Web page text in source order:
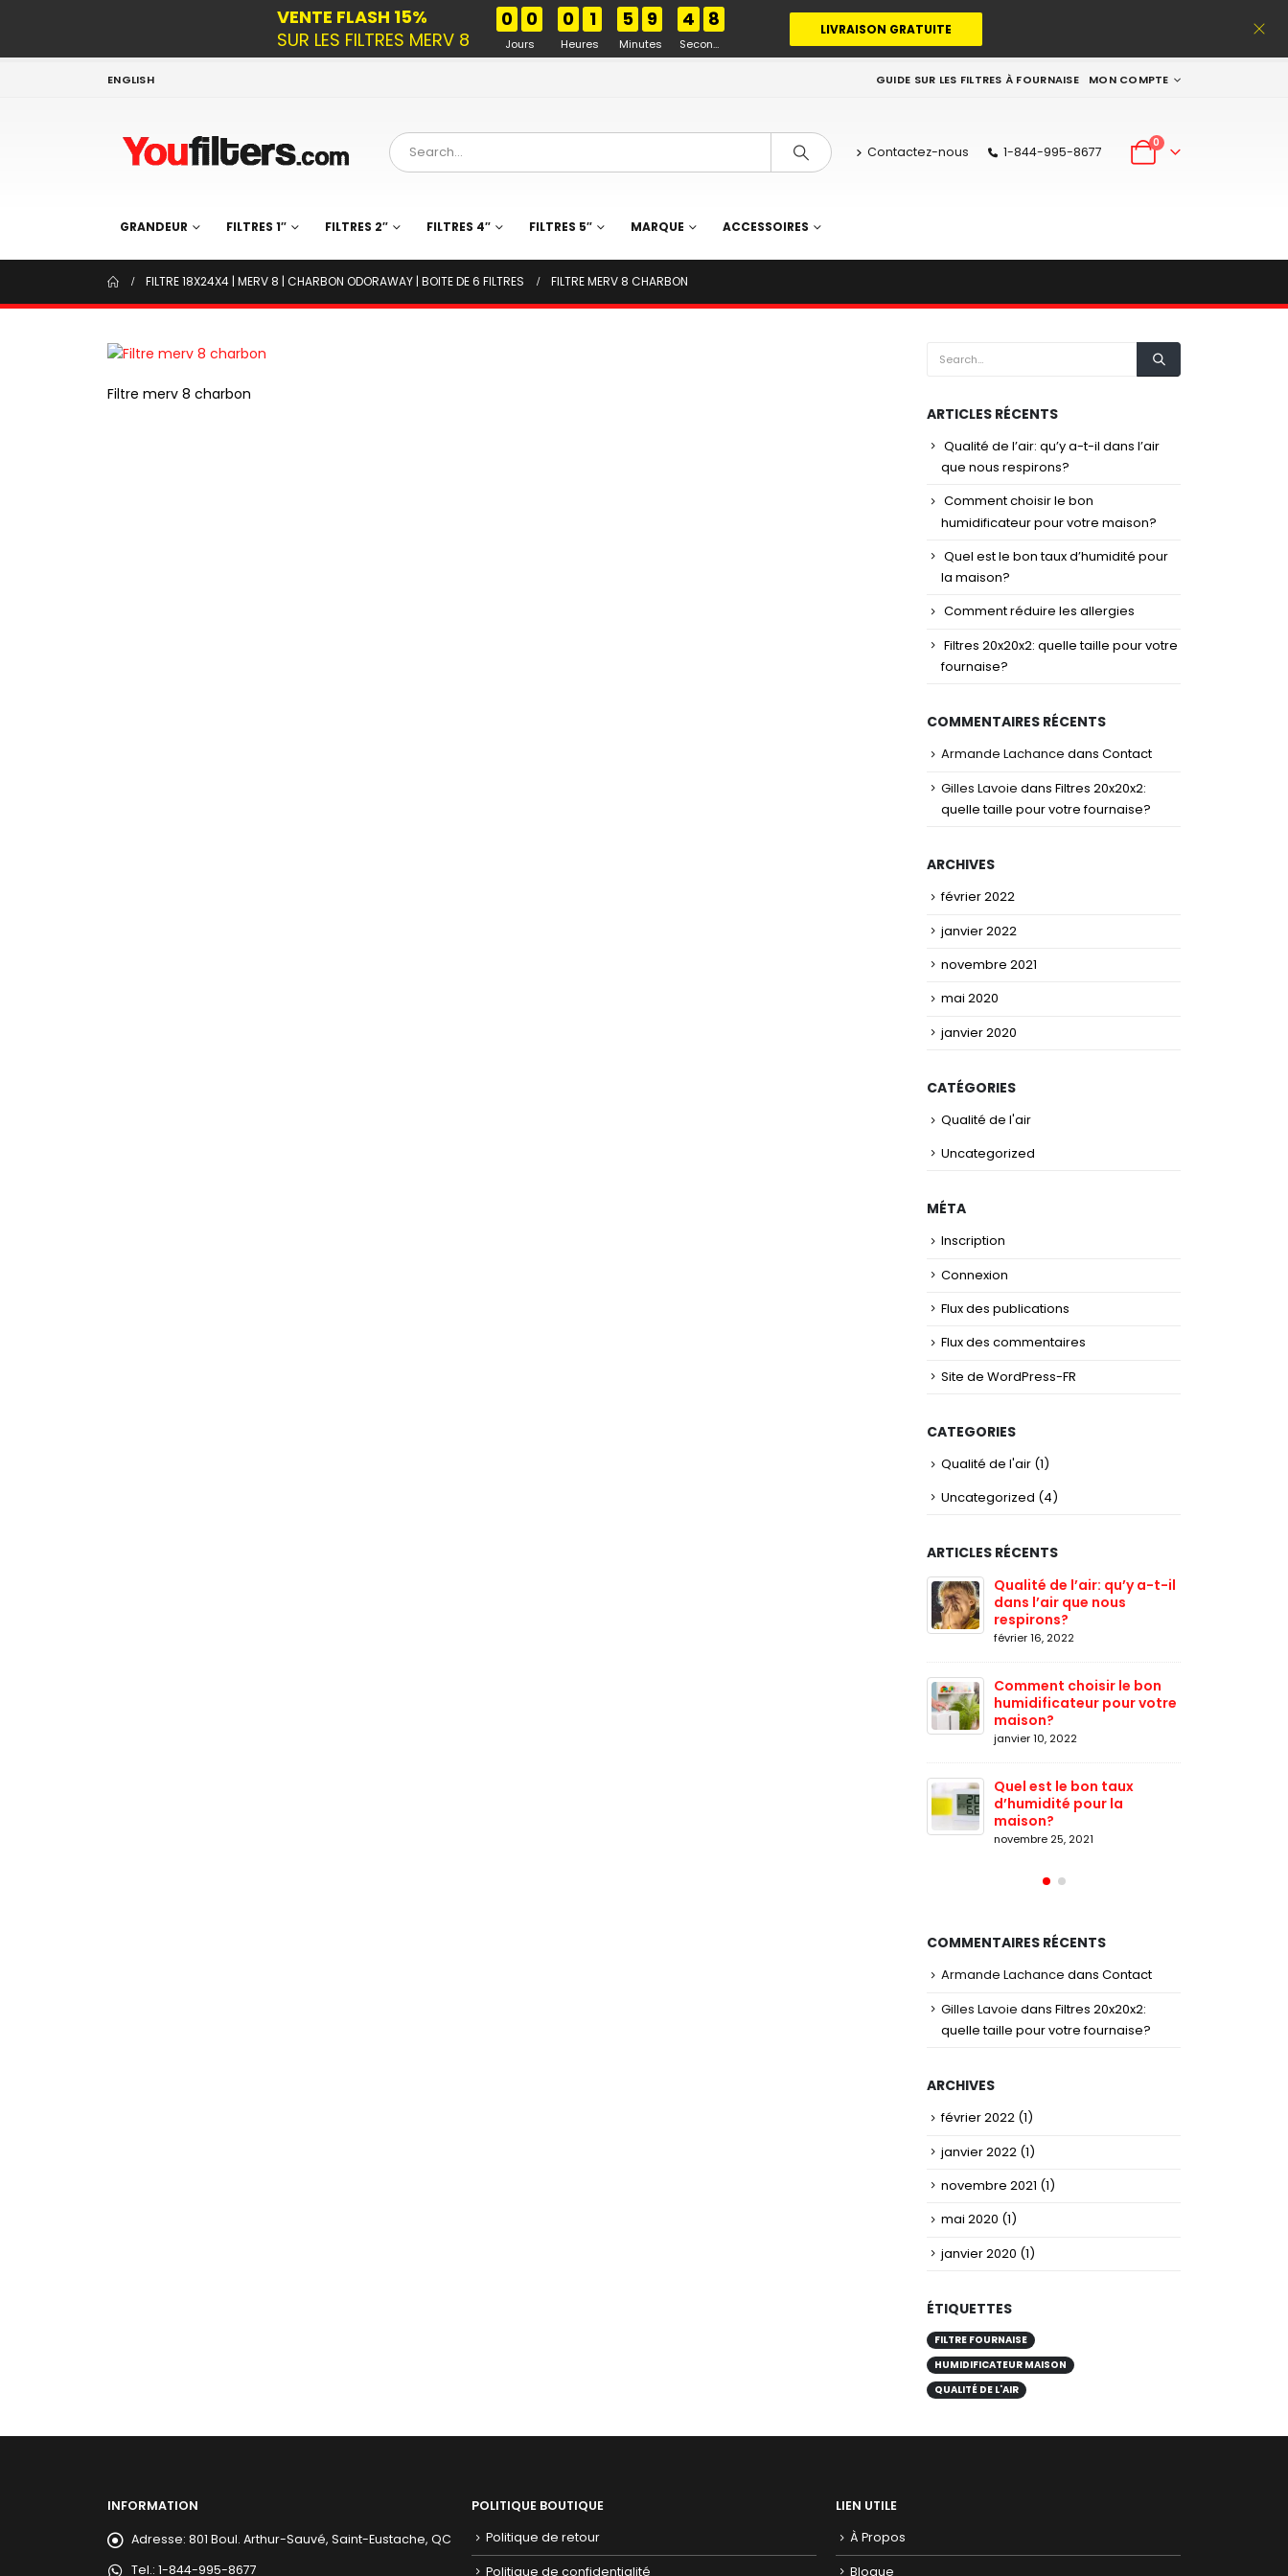
VENTE FLASH 15%
SUR LES FILTRES MERV 8
0 0
Jours
0 1
Heures
5 9
Minutes
4 7
Secondes
LIVRAISON GRATUITE
ENGLISH GUIDE SUR LES FILTRES À FOURNAISE MON COMPTE
Contactez-nous 1-844-995-8677
0
GRANDEUR FILTRES 1″ FILTRES 2″ FILTRES 4″ FILTRES 5″ MARQUE ACCESSOIRES
FILTRE 18X24X4 | MERV 8 | CHARBON ODORAWAY | BOITE DE 6 FILTRES FILTRE MERV 8 CHARBON
Filtre merv 8 charbon
ARTICLES RÉCENTS
Qualité de l’air: qu’y a-t-il dans l’air
que nous respirons?
Comment choisir le bon
humidificateur pour votre maison?
Quel est le bon taux d’humidité pour
la maison?
Comment réduire les allergies
Filtres 20x20x2: quelle taille pour votre
fournaise?
COMMENTAIRES RÉCENTS
Armande Lachance dans Contact
Gilles Lavoie dans Filtres 20x20x2:
quelle taille pour votre fournaise?
ARCHIVES
février 2022
janvier 2022
novembre 2021
mai 2020
janvier 2020
CATÉGORIES
Qualité de l'air
Uncategorized
MÉTA
Inscription
Connexion
Flux des publications
Flux des commentaires
Site de WordPress-FR
CATEGORIES
Qualité de l'air (1)
Uncategorized (4)
ARTICLES RÉCENTS
Qualité de l’air: qu’y a-t-il
dans l’air que nous
respirons?
février 16, 2022
Comment choisir le bon
humidificateur pour votre
maison?
janvier 10, 2022
Quel est le bon taux
d’humidité pour la
maison?
novembre 25, 2021
COMMENTAIRES RÉCENTS
Armande Lachance dans Contact
Gilles Lavoie dans Filtres 20x20x2:
quelle taille pour votre fournaise?
ARCHIVES
février 2022 (1)
janvier 2022 (1)
novembre 2021 (1)
mai 2020 (1)
janvier 2020 (1)
ÉTIQUETTES
FILTRE FOURNAISE
HUMIDIFICATEUR MAISON
QUALITÉ DE L'AIR
INFORMATION
Adresse: 801 Boul. Arthur-Sauvé, Saint-Eustache, QC
Tel.: 1-844-995-8677
POLITIQUE BOUTIQUE
Politique de retour
Politique de confidentialité
LIEN UTILE
À Propos
Blogue